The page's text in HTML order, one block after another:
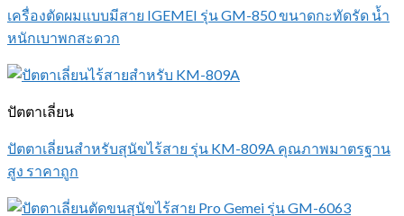
เครื่องตัดผมแบบมีสาย IGEMEI รุ่น GM-850 ขนาดกะทัดรัด น้ำ
หนักเบาพกสะดวก
ปัตตาเลี่ยน
ปัตตาเลี่ยนสำหรับสุนัขไร้สาย รุ่น KM-809A คุณภาพมาตรฐาน
สูง ราคาถูก